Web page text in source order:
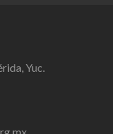
Yuc.